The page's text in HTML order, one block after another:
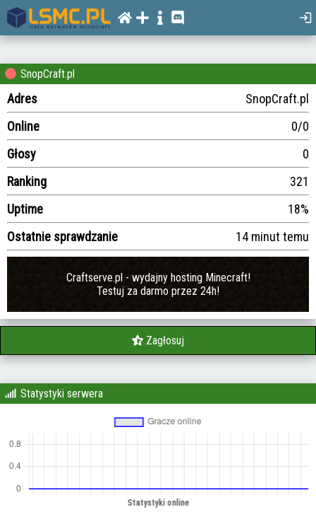
SnopCraft.pl
Adres
SnopCraft.pl
Online
0/0
Głosy
0
Ranking
321
Uptime
18%
Ostatnie sprawdzanie
14 minut temu
Craftserve.pl - wydajny hosting Minecraft!
Testuj za darmo przez 24h!
Zagłosuj
Statystyki serwera